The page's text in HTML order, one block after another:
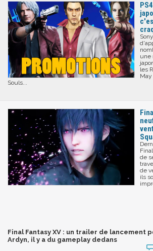
une
les
Souls...
de
de
ils
Final Fantasy XV : un trailer de lancement
Ardyn, il y a du gameplay dedans